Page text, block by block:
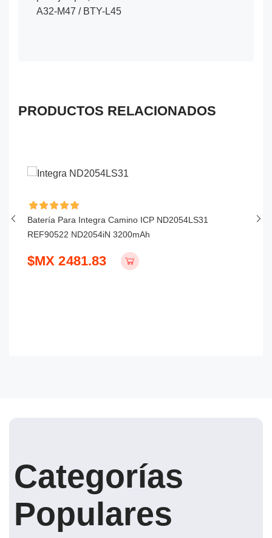
A32-M47 / BTY-L45
PRODUCTOS RELACIONADOS
Batería Para Integra Camino ICP ND2054LS31
REF90522 ND2054iN 3200mAh
$MX 2481.83
Categorías
Populares